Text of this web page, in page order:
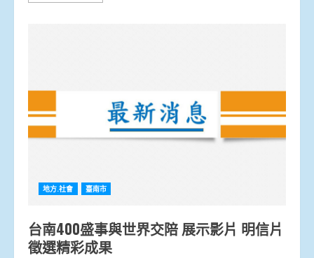
地方.社會 臺南市
台南400盛事與世界交陪 展示影片 明信片
徵選精彩成果